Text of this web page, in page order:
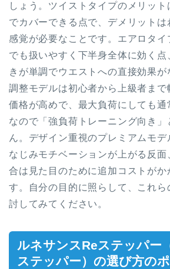
しょう。ツイストタイプのメリット
でカバーできる点で、デメリットは
感覚が必要なことです。エアロタ
でも扱いやすく下半身全体に効く点
きが単調でウエストへの直接効果
調整モデルは初心者から上級者まで
価格が高めで、最大負荷にしても通
なので「強負荷トレーニング向き
ん。デザイン重視のプレミアムモデ
なじみモチベーションが上がる反
合は見た目のために追加コストがか
す。自分の目的に照らして、これら
討してみてください。
ルネサンスReステッパー
ステッパー）の選び方の